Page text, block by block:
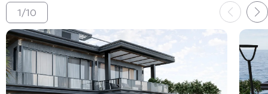
1/10